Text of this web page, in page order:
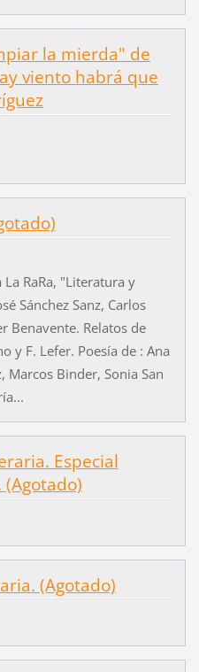
la mierda" de
viento habrá que
RaRa, "Literatura y
Sánchez Sanz, Carlos
Benavente. Relatos de
y F. Lefer. Poesía de : Ana
Marcos Binder, Sonia San
Especial
(Agotado)